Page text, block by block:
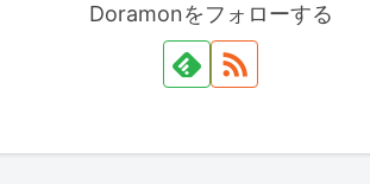
Doramonをフォローする